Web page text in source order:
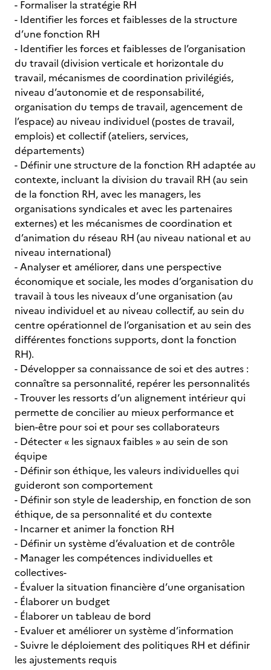
- Formaliser la stratégie RH
- Identifier les forces et faiblesses de la structure
d’une fonction RH
- Identifier les forces et faiblesses de l’organisation
du travail (division verticale et horizontale du
travail, mécanismes de coordination privilégiés,
niveau d’autonomie et de responsabilité,
organisation du temps de travail, agencement de
l’espace) au niveau individuel (postes de travail,
emplois) et collectif (ateliers, services,
départements)
- Définir une structure de la fonction RH adaptée au
contexte, incluant la division du travail RH (au sein
de la fonction RH, avec les managers, les
organisations syndicales et avec les partenaires
externes) et les mécanismes de coordination et
d’animation du réseau RH (au niveau national et au
niveau international)
- Analyser et améliorer, dans une perspective
économique et sociale, les modes d’organisation du
travail à tous les niveaux d’une organisation (au
niveau individuel et au niveau collectif, au sein du
centre opérationnel de l’organisation et au sein des
différentes fonctions supports, dont la fonction
RH).
- Développer sa connaissance de soi et des autres :
connaître sa personnalité, repérer les personnalités
- Trouver les ressorts d’un alignement intérieur qui
permette de concilier au mieux performance et
bien-être pour soi et pour ses collaborateurs
- Détecter « les signaux faibles » au sein de son
équipe
- Définir son éthique, les valeurs individuelles qui
guideront son comportement
- Définir son style de leadership, en fonction de son
éthique, de sa personnalité et du contexte
- Incarner et animer la fonction RH
- Définir un système d’évaluation et de contrôle
- Manager les compétences individuelles et
collectives-
- Évaluer la situation financière d’une organisation
- Élaborer un budget
- Élaborer un tableau de bord
- Evaluer et améliorer un système d’information
- Suivre le déploiement des politiques RH et définir
les ajustements requis